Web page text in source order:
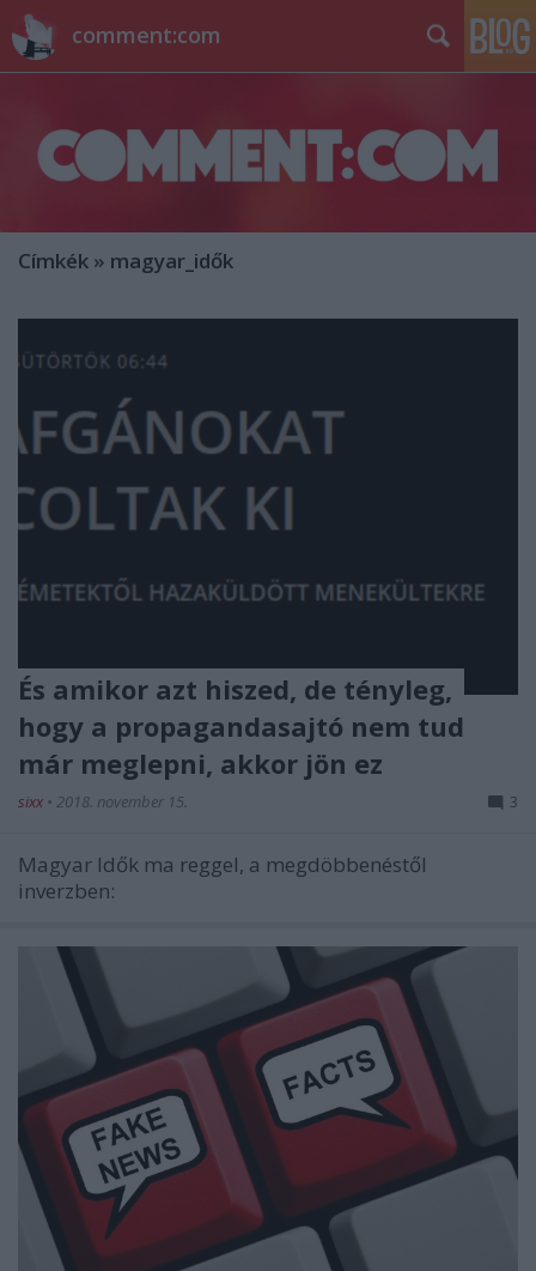
comment:com
Címkék » magyar_idők
És amikor azt hiszed, de tényleg,
hogy a propagandasajtó nem tud
már meglepni, akkor jön ez
sixx • 2018. november 15. 3
Magyar Idők ma reggel, a megdöbbenéstől
inverzben: